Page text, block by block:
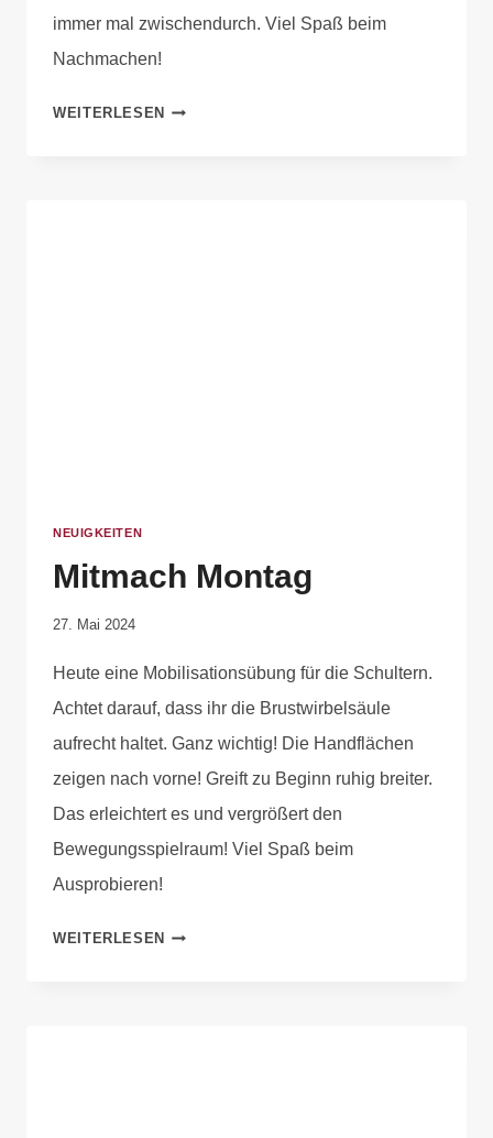
immer mal zwischendurch. Viel Spaß beim
Nachmachen!
WEITERLESEN
NEUIGKEITEN
Mitmach Montag
Von
Krause
27. Mai 2024
Heute eine Mobilisationsübung für die Schultern.
Achtet darauf, dass ihr die Brustwirbelsäule
aufrecht haltet. Ganz wichtig! Die Handflächen
zeigen nach vorne! Greift zu Beginn ruhig breiter.
Das erleichtert es und vergrößert den
Bewegungsspielraum! Viel Spaß beim
Ausprobieren!
WEITERLESEN